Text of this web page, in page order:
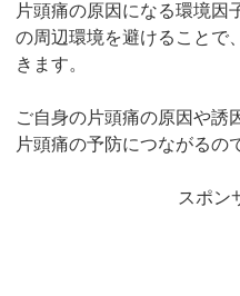
片頭痛の原因になる環境因
の周辺環境を避けることで
きます。
ご自身の片頭痛の原因や誘
片頭痛の予防につながるの
スポン